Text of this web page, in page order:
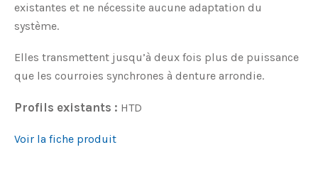
existantes et ne nécessite aucune adaptation du
système.
Elles transmettent jusqu’à deux fois plus de puissance
que les courroies synchrones à denture arrondie.
Profils existants : HTD
Voir la fiche produit